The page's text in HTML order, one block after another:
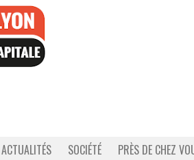
ACTUALITÉS SOCIÉTÉ PRÈS DE CHEZ